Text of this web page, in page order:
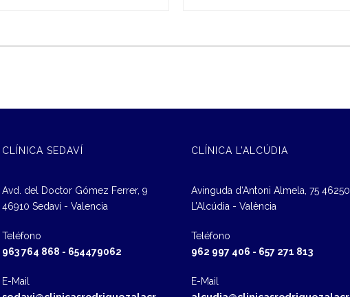
CLÍNICA SEDAVÍ
Avd. del Doctor Gómez Ferrer, 9
46910 Sedaví - Valencia
Teléfono
963 764 868 - 654479062
E-Mail
CLÍNICA L’ALCÚDIA
Avinguda d‘Antoni Almela, 75 46250
L’Alcúdia - València
Teléfono
962 997 406 - 657 271 813
E-Mail